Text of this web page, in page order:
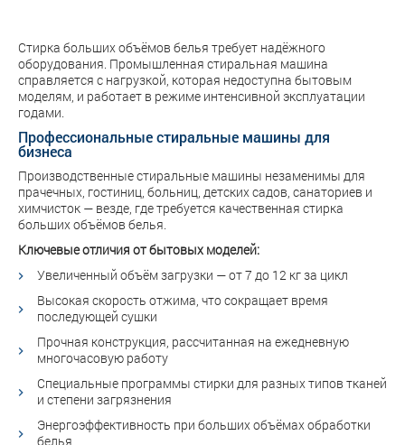
Стирка больших объёмов белья требует надёжного
оборудования. Промышленная стиральная машина
справляется с нагрузкой, которая недоступна бытовым
моделям, и работает в режиме интенсивной эксплуатации
годами.
Профессиональные стиральные машины для
бизнеса
Производственные стиральные машины незаменимы для
прачечных, гостиниц, больниц, детских садов, санаториев и
химчисток — везде, где требуется качественная стирка
больших объёмов белья.
Ключевые отличия от бытовых моделей:
Увеличенный объём загрузки — от 7 до 12 кг за цикл
Высокая скорость отжима, что сокращает время
последующей сушки
Прочная конструкция, рассчитанная на ежедневную
многочасовую работу
Специальные программы стирки для разных типов тканей
и степени загрязнения
Энергоэффективность при больших объёмах обработки
белья